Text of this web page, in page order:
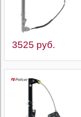
3525 руб.